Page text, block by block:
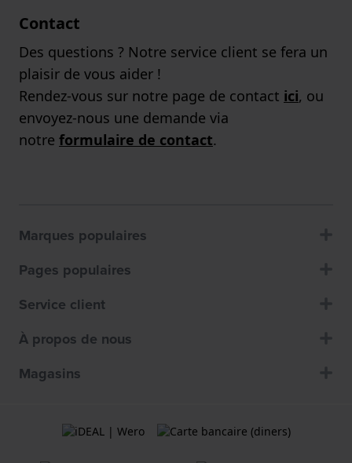
Contact
Des questions ? Notre service client se fera un
plaisir de vous aider !
Rendez-vous sur notre page de contact ici, ou
envoyez-nous une demande via
notre formulaire de contact.
Marques populaires
Pages populaires
Service client
À propos de nous
Magasins